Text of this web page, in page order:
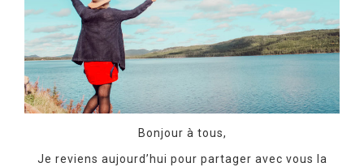
Bonjour à tous,
Je reviens aujourd’hui pour partager avec vous la